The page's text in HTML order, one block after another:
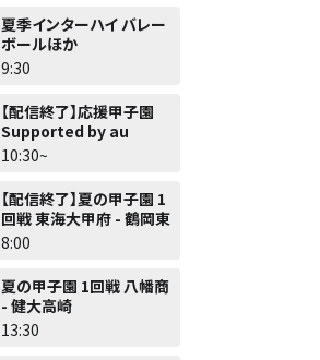
夏季インターハイ バレー
ボールほか
9:30
【配信終了】応援甲子園
Supported by au
10:30~
【配信終了】夏の甲子園 1
回戦 東海大甲府 - 鶴岡東
8:00
夏の甲子園 1回戦 八幡商
- 健大高崎
13:30